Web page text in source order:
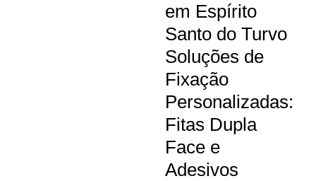
em Espírito
Santo do Turvo
Soluções de
Fixação
Personalizadas:
Fitas Dupla
Face e
Adesivos